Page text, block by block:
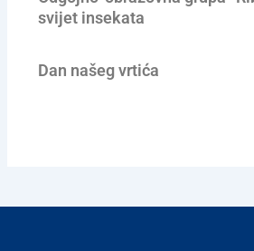
svijet insekata
Dan našeg vrtića